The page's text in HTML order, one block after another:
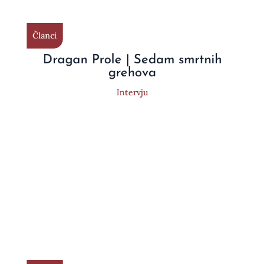
Članci
Dragan Prole | Sedam smrtnih
grehova
Intervju